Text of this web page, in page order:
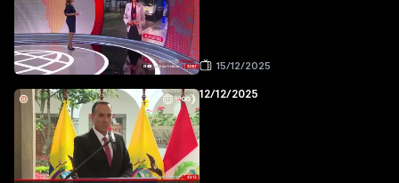
15/12/2025
12/12/2025